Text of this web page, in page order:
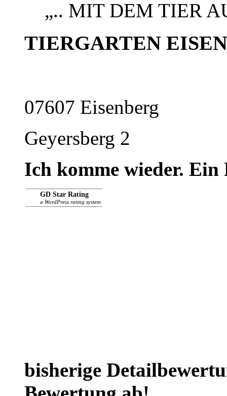
„.. MIT DEM TIER
TIERGARTEN
07607 Eisenberg
Geyersberg 2
Ich komme wieder. Ein
GD Star Rating
a WordPress rating system
bisherige